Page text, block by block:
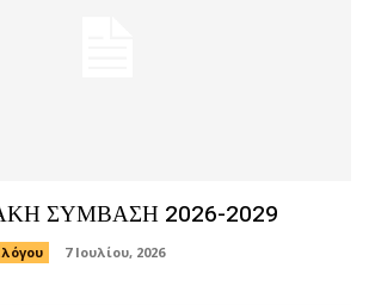
ΣΥΜΒΑΣΗ 2026-2029
7 Ιουλίου, 2026